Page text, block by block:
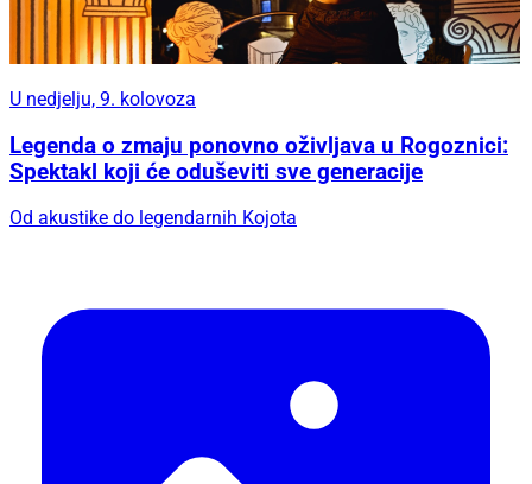
U nedjelju, 9. kolovoza
Legenda o zmaju ponovno oživljava u Rogoznici:
Spektakl koji će oduševiti sve generacije
Od akustike do legendarnih Kojota